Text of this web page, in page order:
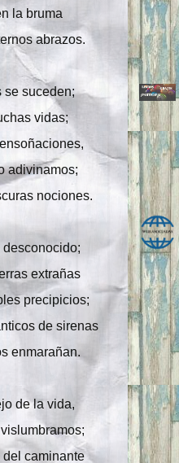
la bruma
abrazos.
se suceden;
vidas;
adivinamos;
nociones.
desconocido;
extrañas
precipicios;
de sirenas
enmarañan.
de la vida,
caminante